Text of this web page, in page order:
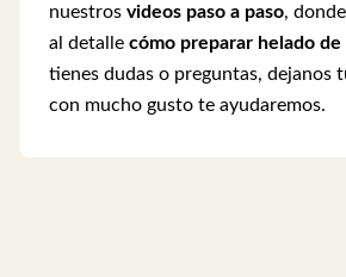
nuestros videos paso a paso,
al detalle cómo preparar helado de
tienes dudas o preguntas, dejanos
con mucho gusto te ayudaremos.